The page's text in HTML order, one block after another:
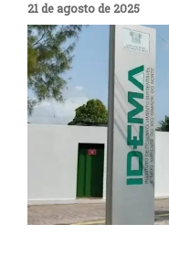
21 de agosto de 2025